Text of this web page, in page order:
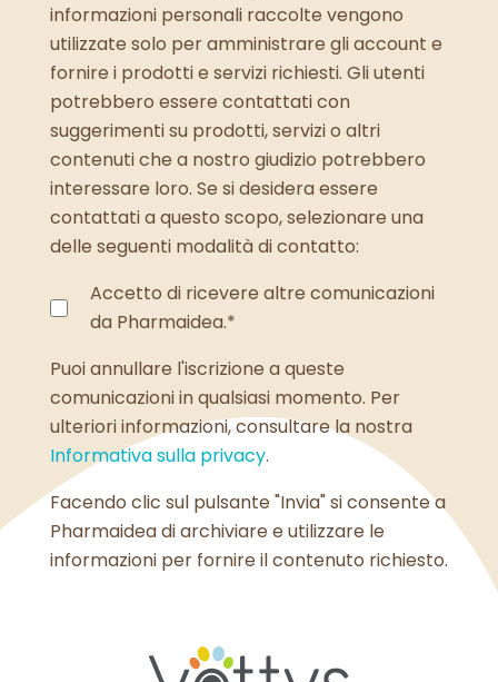
informazioni personali raccolte vengono
utilizzate solo per amministrare gli account e
fornire i prodotti e servizi richiesti. Gli utenti
potrebbero essere contattati con
suggerimenti su prodotti, servizi o altri
contenuti che a nostro giudizio potrebbero
interessare loro. Se si desidera essere
contattati a questo scopo, selezionare una
delle seguenti modalità di contatto:
Accetto di ricevere altre comunicazioni
da Pharmaidea.*
Puoi annullare l'iscrizione a queste
comunicazioni in qualsiasi momento. Per
ulteriori informazioni, consultare la nostra
Informativa sulla privacy.
Facendo clic sul pulsante "Invia" si consente a
Pharmaidea di archiviare e utilizzare le
informazioni per fornire il contenuto richiesto.